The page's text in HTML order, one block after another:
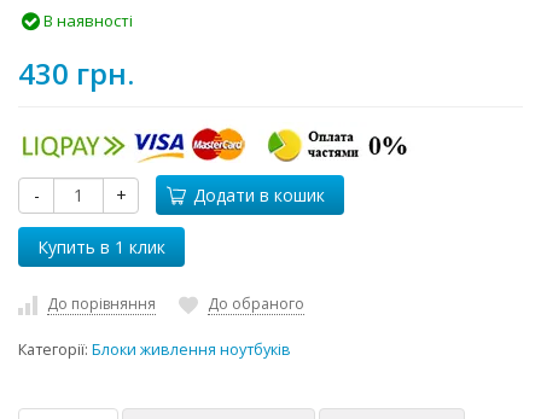
В наявності
430 грн.
- + Додати в кошик
До порівняння До обраного
Категорії: Блоки живлення ноутбуків